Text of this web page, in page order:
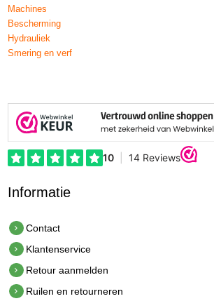
Machines
Bescherming
Hydrauliek
Smering en verf
Informatie
Contact
Klantenservice
Retour aanmelden
Ruilen en retourneren